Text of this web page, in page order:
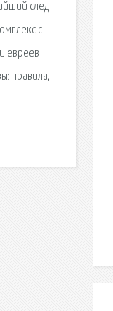
след
с
евреев
правила,